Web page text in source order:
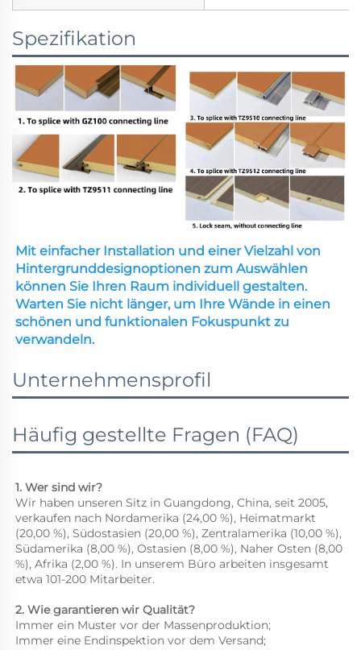
Spezifikation
Mit einfacher Installation und einer Vielzahl von
Hintergrunddesignoptionen zum Auswählen
können Sie Ihren Raum individuell gestalten.
Warten Sie nicht länger, um Ihre Wände in einen
schönen und funktionalen Fokuspunkt zu
verwandeln.
Unternehmensprofil
Häufig gestellte Fragen (FAQ)
1. Wer sind wir?
Wir haben unseren Sitz in Guangdong, China, seit 2005,
verkaufen nach Nordamerika (24,00 %), Heimatmarkt
(20,00 %), Südostasien (20,00 %), Zentralamerika (10,00 %),
Südamerika (8,00 %), Ostasien (8,00 %), Naher Osten (8,00
%), Afrika (2,00 %). In unserem Büro arbeiten insgesamt
etwa 101-200 Mitarbeiter.
2. Wie garantieren wir Qualität?
Immer ein Muster vor der Massenproduktion;
Immer eine Endinspektion vor dem Versand;